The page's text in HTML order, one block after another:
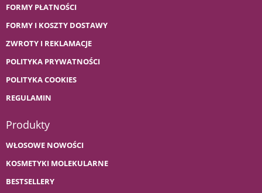
FORMY PŁATNOŚCI
FORMY I KOSZTY DOSTAWY
ZWROTY I REKLAMACJE
POLITYKA PRYWATNOŚCI
POLITYKA COOKIES
REGULAMIN
Produkty
WŁOSOWE NOWOŚCI
KOSMETYKI MOLEKULARNE
BESTSELLERY